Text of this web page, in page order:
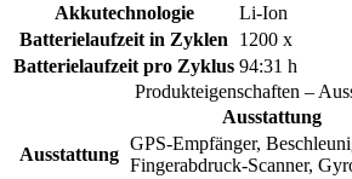
Akkutechnologie
Li-Ion
Batterielaufzeit in Zyklen
1200 x
Batterielaufzeit pro Zyklus 94:31 h
Produkteigenschaften –
Ausstattung
Ausstattung
GPS-Empfänger,
Fingerabdruck-Scanner,